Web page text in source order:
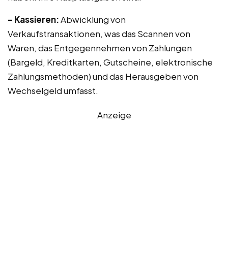
– Kassieren:Abwicklung von
Verkaufstransaktionen, was das Scannen von
Waren, das Entgegennehmen von Zahlungen
(Bargeld, Kreditkarten, Gutscheine, elektronische
Zahlungsmethoden) und das Herausgeben von
Wechselgeld umfasst.
Anzeige